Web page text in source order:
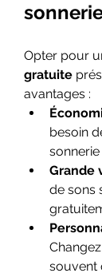
Opter pour
gratuite
avantages :
besoin
Grande
de sons
souvent